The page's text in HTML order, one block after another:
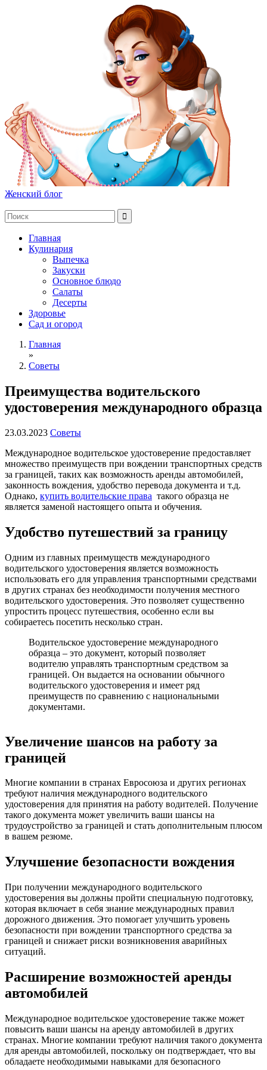
Женский блог
Главная
Кулинария
Выпечка
Закуски
Основное блюдо
Салаты
Десерты
Здоровье
Сад и огород
Главная
»
Советы
Преимущества водительского
удостоверения международного образца
23.03.2023 Советы
Международное водительское удостоверение предоставляет
множество преимуществ при вождении транспортных средств
за границей, таких как возможность аренды автомобилей,
законность вождения, удобство перевода документа и т.д.
Однако, купить водительские права такого образца не
является заменой настоящего опыта и обучения.
Удобство путешествий за границу
Одним из главных преимуществ международного
водительского удостоверения является возможность
использовать его для управления транспортными средствами
в других странах без необходимости получения местного
водительского удостоверения. Это позволяет существенно
упростить процесс путешествия, особенно если вы
собираетесь посетить несколько стран.
Водительское удостоверение международного
образца – это документ, который позволяет
водителю управлять транспортным средством за
границей. Он выдается на основании обычного
водительского удостоверения и имеет ряд
преимуществ по сравнению с национальными
документами.
Увеличение шансов на работу за
границей
Многие компании в странах Евросоюза и других регионах
требуют наличия международного водительского
удостоверения для принятия на работу водителей. Получение
такого документа может увеличить ваши шансы на
трудоустройство за границей и стать дополнительным плюсом
в вашем резюме.
Улучшение безопасности вождения
При получении международного водительского
удостоверения вы должны пройти специальную подготовку,
которая включает в себя знание международных правил
дорожного движения. Это помогает улучшить уровень
безопасности при вождении транспортного средства за
границей и снижает риски возникновения аварийных
ситуаций.
Расширение возможностей аренды
автомобилей
Международное водительское удостоверение также может
повысить ваши шансы на аренду автомобилей в других
странах. Многие компании требуют наличия такого документа
для аренды автомобилей, поскольку он подтверждает, что вы
обладаете необходимыми навыками для безопасного